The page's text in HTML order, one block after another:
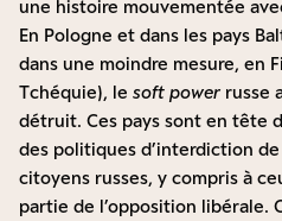
une histoire mouvementée
En Pologne et dans les pays
dans une moindre mesure, en
Tchéquie), le soft power russe
détruit. Ces pays sont en tête
des politiques d’interdiction
citoyens russes, y compris à
partie de l’opposition libérale.